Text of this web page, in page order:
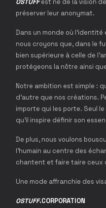
OSTUFFest né de la vision
préserver leur anonymat.
Dans un monde où
nous croyons que, dans le
bien supérieure à celle de
protégeons la nôtre ainsi
Notre ambition est simple :
d'autre que nos créations.
importe qui les porte. Seul le
qu'il inspire définir son
De plus, nous voulons
l'humain au centre des
chantent et faire taire ceux
Une mode affranchie des
OSTUFF.CORPORATION